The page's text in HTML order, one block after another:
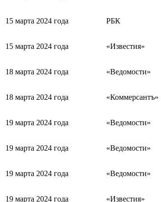
15 марта 2024 года РБК
15 марта 2024 года «Известия»
18 марта 2024 года «Ведомости»
18 марта 2024 года «Коммерсантъ»
19 марта 2024 года «Ведомости»
19 марта 2024 года «Ведомости»
19 марта 2024 года «Ведомости»
19 марта 2024 года «Известия»